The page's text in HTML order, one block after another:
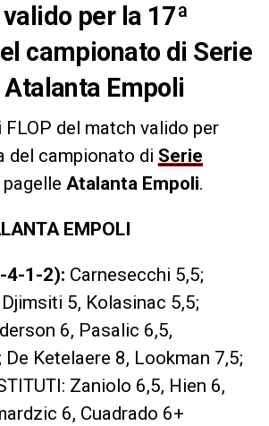
per la 17ª
campionato di Serie
Empoli
FLOP del match valido per
del campionato di Serie
pagelle Atalanta Empoli.
EMPOLI
4-1-2): Carnesecchi 5,5;
5, Kolasinac 5,5;
6, Pasalic 6,5,
Ketelaere 8, Lookman 7,5;
Zaniolo 6,5, Hien 6,
6, Cuadrado 6+